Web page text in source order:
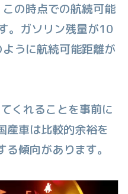
の時点での航続可能
ガソリン残量が10
うに航続可能距離が
くれることを事前に
産車は比較的余裕を
傾向があります。